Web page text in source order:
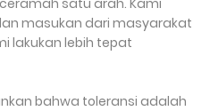
satu arah. Kami
masukan dari masyarakat
lakukan lebih tepat
bahwa toleransi adalah